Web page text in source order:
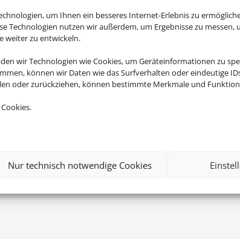
um Ihnen ein besseres Internet-Erlebnis zu
Technologien nutzen wir außerdem, um Ergebnisse zu
weiter zu entwickeln.
wir Technologien wie Cookies, um Geräteinformationen zu
können wir Daten wie das Surfverhalten oder eindeutige
oder zurückziehen, können bestimmte Merkmale und
Nur technisch notwendige Cookies